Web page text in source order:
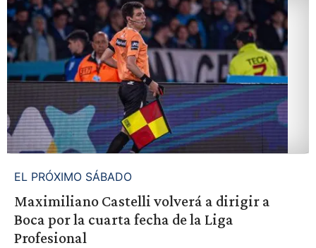
EL PRÓXIMO SÁBADO
Maximiliano Castelli volverá a dirigir a
Boca por la cuarta fecha de la Liga
Profesional